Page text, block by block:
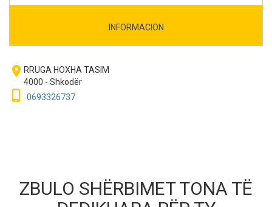
INFORMACION
room RRUGA HOXHA TASIM
4000 - Shkodër
phone_iphone 0693326737
ZBULO SHËRBIMET TONA TË